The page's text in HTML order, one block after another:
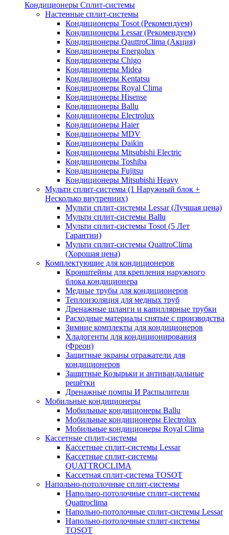
Кондиционеры Сплит-системы
Настенные сплит-системы
Кондиционеры Tosot (Рекомендуем)
Кондиционеры Lessar (Рекомендуем)
Кондиционеры QauttroClima (Акция)
Кондиционеры Energolux
Кондиционеры Chigo
Кондиционеры Midea
Кондиционеры Kentatsu
Кондиционеры Royal Clima
Кондиционеры Hisense
Кондиционеры Ballu
Кондиционеры Electrolux
Кондиционеры Haier
Кондиционеры MDV
Кондиционеры Daikin
Кондиционеры Mitsubishi Electric
Кондиционеры Toshiba
Кондиционеры Fujitsu
Кондиционеры Mitsubishi Heavy
Мульти сплит-системы (1 Наружный блок +
Несколько внутренних)
Мульти сплит-системы Lessar (Лучшая цена)
Мульти сплит-системы Ballu
Мульти сплит-системы Tosot (5 Лет
Гарантии)
Мульти сплит-системы QuattroClima
(Хорошая цена)
Комплектующие для кондиционеров
Кронштейны для крепления наружного
блока кондиционера
Медные трубы для кондиционеров
Теплоизоляция для медных труб
Дренажные шланги и капиллярные трубки
Расходные материалы снятые с производства
Зимние комплекты для кондиционеров
Хладогенты для кондиционирования
(Фреон)
Защитные экраны отражатели для
кондиционеров
Защитные Козырьки и антивандальные
решётки
Дренажные помпы И Распылители
Мобильные кондиционеры
Мобильные кондиционеры Ballu
Мобильные кондиционеры Electrolux
Мобильные кондиционеры Royal Clima
Кассетные сплит-системы
Кассетные сплит-системы Lessar
Кассетные сплит-системы
QUATTROCLIMA
Кассетная сплит-система TOSOT
Напольно-потолочные сплит-системы
Напольно-потолочные сплит-системы
Quattroclima
Напольно-потолочные сплит-системы Lessar
Напольно-потолочные сплит-системы
TOSOT